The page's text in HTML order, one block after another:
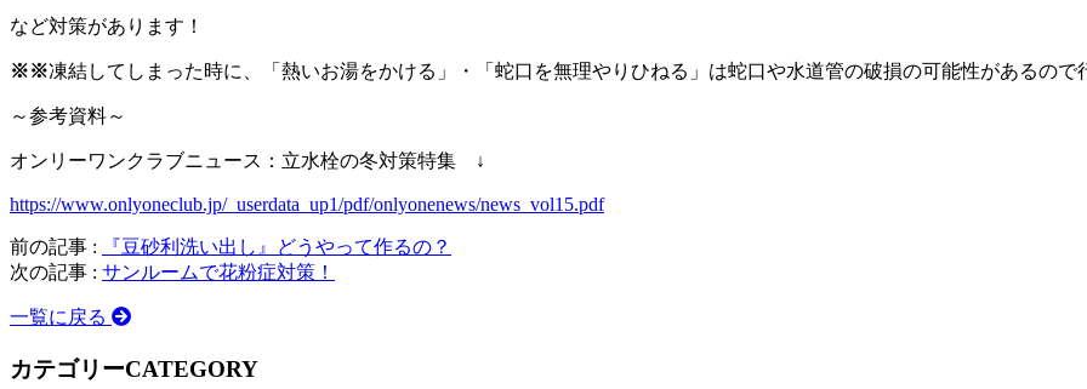
など対策があります！
※※凍結してしまった時に、「熱いお湯をかける」・「蛇口を無理やりひねる」は蛇口や水道管の破損の可能性があるので
～参考資料～
オンリーワンクラブニュース：立水栓の冬対策特集 ↓
https://www.onlyoneclub.jp/_userdata_up1/pdf/onlyonenews/news_vol15.pdf
前の記事 :
『豆砂利洗い出し』どうやって作るの？
次の記事 : サンルームで花粉症対策！
一覧に戻る
カテゴリーCATEGORY